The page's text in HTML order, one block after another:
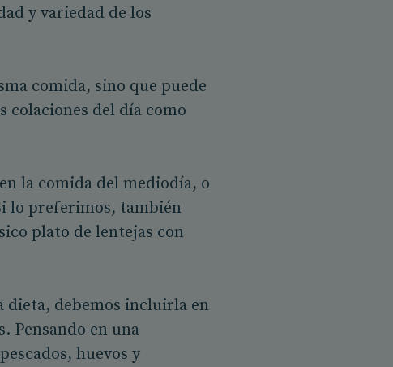
y variedad de los
comida, sino que puede
colaciones del día como
la comida del mediodía, o
lo preferimos, también
plato de lentejas con
dieta, debemos incluirla en
Pensando en una
huevos y